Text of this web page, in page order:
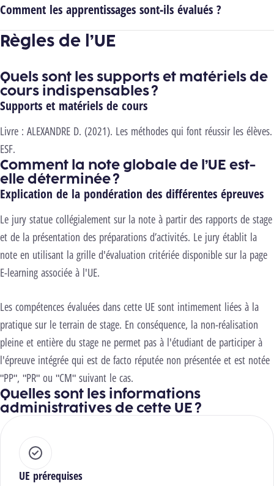
Comment les apprentissages sont-ils évalués ?
Règles de l’UE
Quels sont les supports et matériels de
cours indispensables ?
Supports et matériels de cours
Livre : ALEXANDRE D. (2021). Les méthodes qui font réussir les élèves.
ESF.
Comment la note globale de l’UE est-
elle déterminée ?
Explication de la pondération des différentes épreuves
Le jury statue collégialement sur la note à partir des rapports de stage
et de la présentation des préparations d’activités. Le jury établit la
note en utilisant la grille d'évaluation critériée disponible sur la page
E-learning associée à l'UE.
Les compétences évaluées dans cette UE sont intimement liées à la
pratique sur le terrain de stage. En conséquence, la non-réalisation
pleine et entière du stage ne permet pas à l'étudiant de participer à
l'épreuve intégrée qui est de facto réputée non présentée et est notée
"PP", "PR" ou "CM" suivant le cas.
Quelles sont les informations
administratives de cette UE ?
UE prérequises